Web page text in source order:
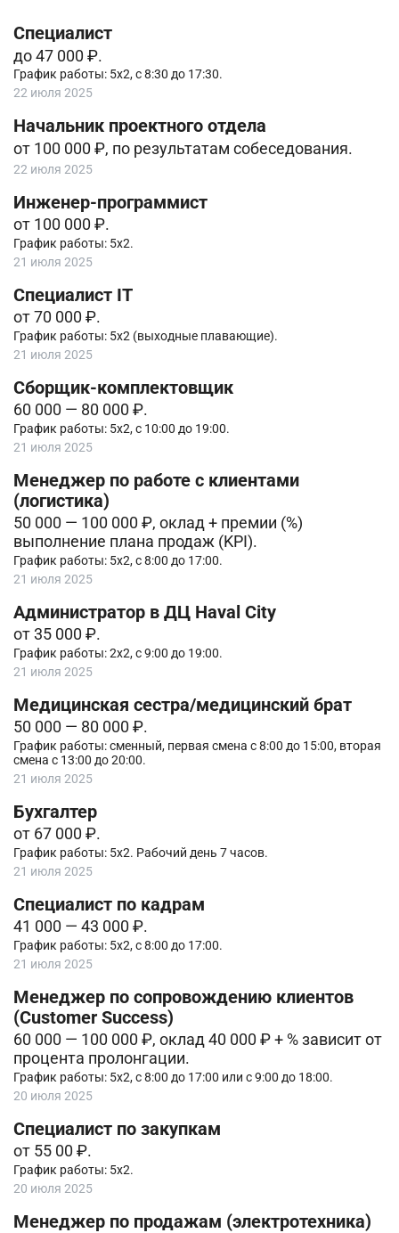
Специалист
до 47 000 ₽.
График работы: 5х2, с 8:30 до 17:30.
22 июля 2025
Начальник проектного отдела
от 100 000 ₽, по результатам собеседования.
22 июля 2025
Инженер-программист
от 100 000 ₽.
График работы: 5х2.
21 июля 2025
Cпециалист IT
от 70 000 ₽.
График работы: 5х2 (выходные плавающие).
21 июля 2025
Сборщик-комплектовщик
60 000 — 80 000 ₽.
График работы: 5х2, с 10:00 до 19:00.
21 июля 2025
Менеджер по работе с клиентами
(логистика)
50 000 — 100 000 ₽, оклад + премии (%)
выполнение плана продаж (KPI).
График работы: 5х2, с 8:00 до 17:00.
21 июля 2025
Администратор в ДЦ Haval City
от 35 000 ₽.
График работы: 2х2, с 9:00 до 19:00.
21 июля 2025
Медицинская сестра/медицинский брат
50 000 — 80 000 ₽.
График работы: сменный, первая смена с 8:00 до 15:00, вторая
смена с 13:00 до 20:00.
21 июля 2025
Бухгалтер
от 67 000 ₽.
График работы: 5х2. Рабочий день 7 часов.
21 июля 2025
Специалист по кадрам
41 000 — 43 000 ₽.
График работы: 5х2, с 8:00 до 17:00.
21 июля 2025
Менеджер по сопровождению клиентов
(Customer Success)
60 000 — 100 000 ₽, оклад 40 000 ₽ + % зависит от
процента пролонгации.
График работы: 5х2, с 8:00 до 17:00 или с 9:00 до 18:00.
20 июля 2025
Специалист по закупкам
от 55 00 ₽.
График работы: 5х2.
20 июля 2025
Менеджер по продажам (электротехника)